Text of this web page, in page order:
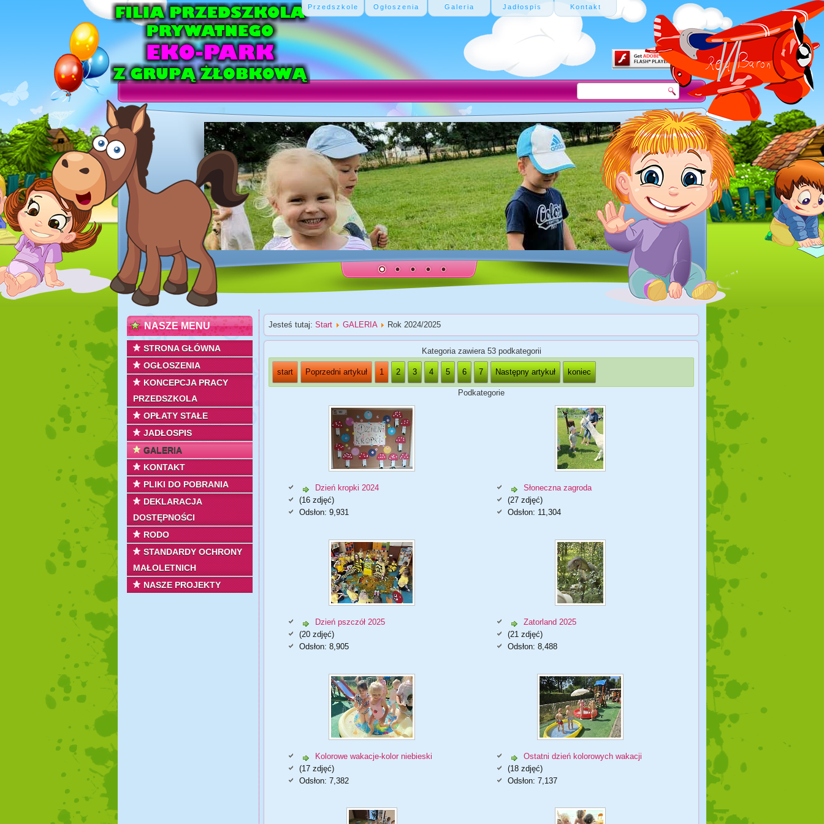
Przedszkole Ogłoszenia Galeria Jadłospis Kontakt
NASZE MENU
STRONA GŁÓWNA
OGŁOSZENIA
KONCEPCJA PRACY
PRZEDSZKOLA
OPŁATY STAŁE
JADŁOSPIS
GALERIA
KONTAKT
PLIKI DO POBRANIA
DEKLARACJA
DOSTĘPNOŚCI
RODO
STANDARDY OCHRONY
MAŁOLETNICH
NASZE PROJEKTY
Jesteś tutaj: Start GALERIA Rok 2024/2025
Kategoria zawiera 53 podkategorii
start Poprzedni artykuł 1 2 3 4 5 6 7 Następny artykuł koniec
Podkategorie
Dzień kropki 2024
(16 zdjęć)
Odsłon: 9,931
Słoneczna zagroda
(27 zdjęć)
Odsłon: 11,304
Dzień pszczół 2025
(20 zdjęć)
Odsłon: 8,905
Zatorland 2025
(21 zdjęć)
Odsłon: 8,488
Kolorowe wakacje-kolor niebieski
(17 zdjęć)
Odsłon: 7,382
Ostatni dzień kolorowych wakacji
(18 zdjęć)
Odsłon: 7,137